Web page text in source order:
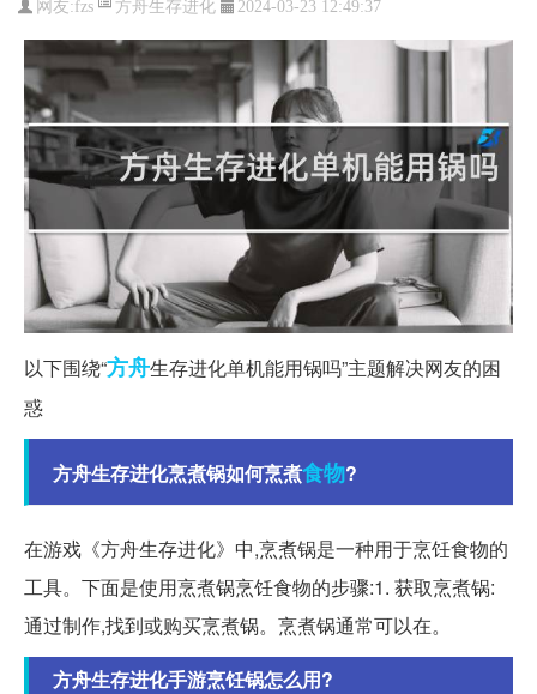
网友:fzs 方舟生存进化 2024-03-23 12:49:37
以下围绕“方舟生存进化单机能用锅吗”主题解决网友的困
惑
方舟生存进化烹煮锅如何烹煮食物?
在游戏《方舟生存进化》中,烹煮锅是一种用于烹饪食物的
工具。下面是使用烹煮锅烹饪食物的步骤:1. 获取烹煮锅:
通过制作,找到或购买烹煮锅。烹煮锅通常可以在。
方舟生存进化手游烹饪锅怎么用?